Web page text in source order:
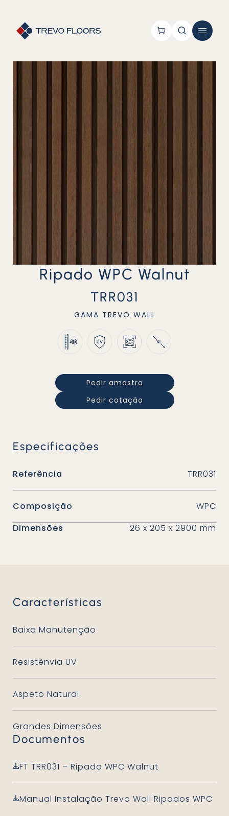
Ripado WPC Walnut
TRR031
GAMA TREVO WALL
Pedir amostra
Pedir cotação
Especificações
Referência TRR031
Composição
WPC
Dimensões
26 x 205 x 2900 mm
Características
Baixa Manutenção
Resistênvia UV
Aspeto Natural
Grandes Dimensões
Documentos
FT TRR031 – Ripado WPC Walnut
Manual Instalação Trevo Wall Ripados WPC